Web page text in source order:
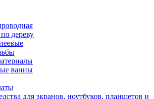
дереву
ванны
для экранов, ноутбуков, планшетов и